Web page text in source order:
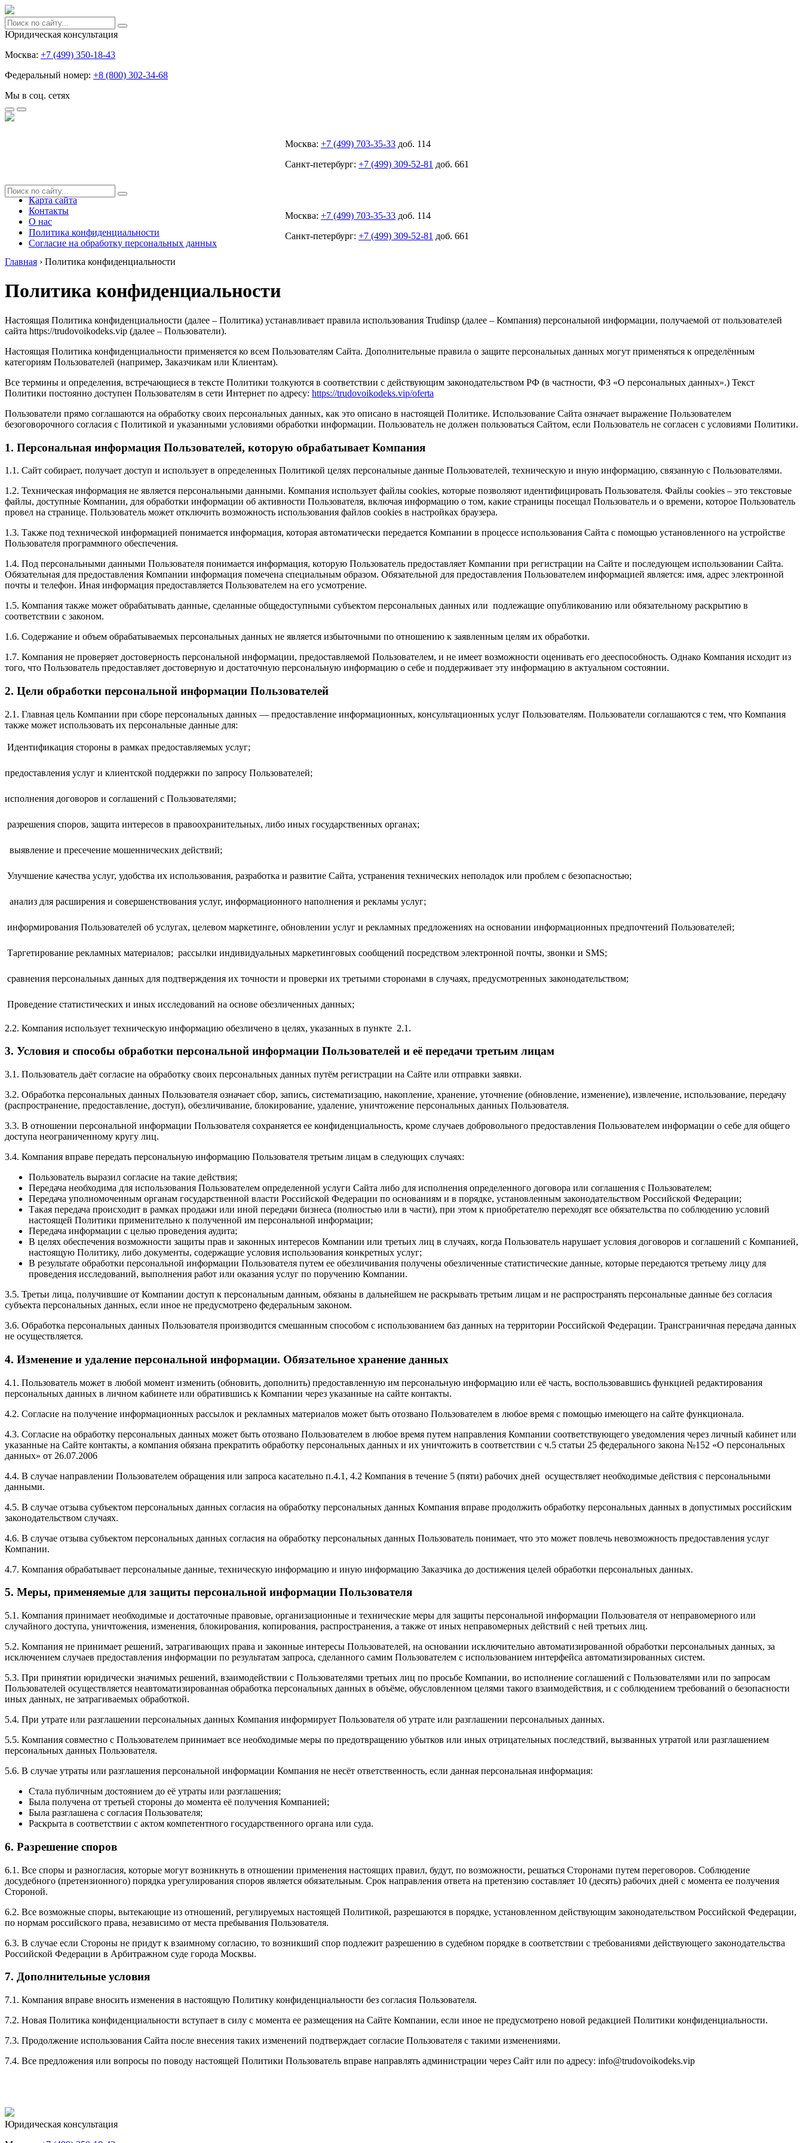
Юридическая консультация
Москва: +7 (499) 350-18-43
Федеральный номер: +8 (800) 302-34-68
Мы в соц. сетях
Москва: +7 (499) 703-35-33 доб. 114
Санкт-петербург: +7 (499) 309-52-81 доб. 661
Карта сайта
Контакты
О нас
Политика конфиденциальности
Согласие на обработку персональных данных
Москва: +7 (499) 703-35-33 доб. 114
Санкт-петербург: +7 (499) 309-52-81 доб. 661
Главная › Политика конфиденциальности
Политика конфиденциальности
Настоящая Политика конфиденциальности (далее – Политика) устанавливает правила использования Trudinsp (далее – Компания) персональной информации, получаемой от пользователей
сайта https://trudovoikodeks.vip (далее – Пользователи).
Настоящая Политика конфиденциальности применяется ко всем Пользователям Сайта. Дополнительные правила о защите персональных данных могут применяться к определённым
категориям Пользователей (например, Заказчикам или Клиентам).
Все термины и определения, встречающиеся в тексте Политики толкуются в соответствии с действующим законодательством РФ (в частности, ФЗ «О персональных данных».) Текст
Политики постоянно доступен Пользователям в сети Интернет по адресу: https://trudovoikodeks.vip/oferta
Пользователи прямо соглашаются на обработку своих персональных данных, как это описано в настоящей Политике. Использование Сайта означает выражение Пользователем
безоговорочного согласия с Политикой и указанными условиями обработки информации. Пользователь не должен пользоваться Сайтом, если Пользователь не согласен с условиями Политики.
1. Персональная информация Пользователей, которую обрабатывает Компания
1.1. Сайт собирает, получает доступ и использует в определенных Политикой целях персональные данные Пользователей, техническую и иную информацию, связанную с Пользователями.
1.2. Техническая информация не является персональными данными. Компания использует файлы cookies, которые позволяют идентифицировать Пользователя. Файлы cookies – это текстовые
файлы, доступные Компании, для обработки информации об активности Пользователя, включая информацию о том, какие страницы посещал Пользователь и о времени, которое Пользователь
провел на странице. Пользователь может отключить возможность использования файлов cookies в настройках браузера.
1.3. Также под технической информацией понимается информация, которая автоматически передается Компании в процессе использования Сайта с помощью установленного на устройстве
Пользователя программного обеспечения.
1.4. Под персональными данными Пользователя понимается информация, которую Пользователь предоставляет Компании при регистрации на Сайте и последующем использовании Сайта.
Обязательная для предоставления Компании информация помечена специальным образом. Обязательной для предоставления Пользователем информацией является: имя, адрес электронной
почты и телефон. Иная информация предоставляется Пользователем на его усмотрение.
1.5. Компания также может обрабатывать данные, сделанные общедоступными субъектом персональных данных или подлежащие опубликованию или обязательному раскрытию в
соответствии с законом.
1.6. Содержание и объем обрабатываемых персональных данных не является избыточными по отношению к заявленным целям их обработки.
1.7. Компания не проверяет достоверность персональной информации, предоставляемой Пользователем, и не имеет возможности оценивать его дееспособность. Однако Компания исходит из
того, что Пользователь предоставляет достоверную и достаточную персональную информацию о себе и поддерживает эту информацию в актуальном состоянии.
2. Цели обработки персональной информации Пользователей
2.1. Главная цель Компании при сборе персональных данных — предоставление информационных, консультационных услуг Пользователям. Пользователи соглашаются с тем, что Компания
также может использовать их персональные данные для:
 Идентификация стороны в рамках предоставляемых услуг;
предоставления услуг и клиентской поддержки по запросу Пользователей;
исполнения договоров и соглашений с Пользователями;
 разрешения споров, защита интересов в правоохранительных, либо иных государственных органах;
 выявление и пресечение мошеннических действий;
 Улучшение качества услуг, удобства их использования, разработка и развитие Сайта, устранения технических неполадок или проблем с безопасностью;
 анализ для расширения и совершенствования услуг, информационного наполнения и рекламы услуг;
 информирования Пользователей об услугах, целевом маркетинге, обновлении услуг и рекламных предложениях на основании информационных предпочтений Пользователей;
 Таргетирование рекламных материалов; рассылки индивидуальных маркетинговых сообщений посредством электронной почты, звонки и SMS;
 сравнения персональных данных для подтверждения их точности и проверки их третьими сторонами в случаях, предусмотренных законодательством;
 Проведение статистических и иных исследований на основе обезличенных данных;
2.2. Компания использует техническую информацию обезличено в целях, указанных в пункте 2.1.
3. Условия и способы обработки персональной информации Пользователей и её передачи третьим лицам
3.1. Пользователь даёт согласие на обработку своих персональных данных путём регистрации на Сайте или отправки заявки.
3.2. Обработка персональных данных Пользователя означает сбор, запись, систематизацию, накопление, хранение, уточнение (обновление, изменение), извлечение, использование, передачу
(распространение, предоставление, доступ), обезличивание, блокирование, удаление, уничтожение персональных данных Пользователя.
3.3. В отношении персональной информации Пользователя сохраняется ее конфиденциальность, кроме случаев добровольного предоставления Пользователем информации о себе для общего
доступа неограниченному кругу лиц.
3.4. Компания вправе передать персональную информацию Пользователя третьим лицам в следующих случаях:
Пользователь выразил согласие на такие действия;
Передача необходима для использования Пользователем определенной услуги Сайта либо для исполнения определенного договора или соглашения с Пользователем;
Передача уполномоченным органам государственной власти Российской Федерации по основаниям и в порядке, установленным законодательством Российской Федерации;
Такая передача происходит в рамках продажи или иной передачи бизнеса (полностью или в части), при этом к приобретателю переходят все обязательства по соблюдению условий
настоящей Политики применительно к полученной им персональной информации;
Передача информации с целью проведения аудита;
В целях обеспечения возможности защиты прав и законных интересов Компании или третьих лиц в случаях, когда Пользователь нарушает условия договоров и соглашений с Компанией,
настоящую Политику, либо документы, содержащие условия использования конкретных услуг;
В результате обработки персональной информации Пользователя путем ее обезличивания получены обезличенные статистические данные, которые передаются третьему лицу для
проведения исследований, выполнения работ или оказания услуг по поручению Компании.
3.5. Третьи лица, получившие от Компании доступ к персональным данным, обязаны в дальнейшем не раскрывать третьим лицам и не распространять персональные данные без согласия
субъекта персональных данных, если иное не предусмотрено федеральным законом.
3.6. Обработка персональных данных Пользователя производится смешанным способом с использованием баз данных на территории Российской Федерации. Трансграничная передача данных
не осуществляется.
4. Изменение и удаление персональной информации. Обязательное хранение данных
4.1. Пользователь может в любой момент изменить (обновить, дополнить) предоставленную им персональную информацию или её часть, воспользовавшись функцией редактирования
персональных данных в личном кабинете или обратившись к Компании через указанные на сайте контакты.
4.2. Согласие на получение информационных рассылок и рекламных материалов может быть отозвано Пользователем в любое время с помощью имеющего на сайте функционала.
4.3. Согласие на обработку персональных данных может быть отозвано Пользователем в любое время путем направления Компании соответствующего уведомления через личный кабинет или
указанные на Сайте контакты, а компания обязана прекратить обработку персональных данных и их уничтожить в соответствии с ч.5 статьи 25 федерального закона №152 «О персональных
данных» от 26.07.2006
4.4. В случае направлении Пользователем обращения или запроса касательно п.4.1, 4.2 Компания в течение 5 (пяти) рабочих дней осуществляет необходимые действия с персональными
данными.
4.5. В случае отзыва субъектом персональных данных согласия на обработку персональных данных Компания вправе продолжить обработку персональных данных в допустимых российским
законодательством случаях.
4.6. В случае отзыва субъектом персональных данных согласия на обработку персональных данных Пользователь понимает, что это может повлечь невозможность предоставления услуг
Компании.
4.7. Компания обрабатывает персональные данные, техническую информацию и иную информацию Заказчика до достижения целей обработки персональных данных.
5. Меры, применяемые для защиты персональной информации Пользователя
5.1. Компания принимает необходимые и достаточные правовые, организационные и технические меры для защиты персональной информации Пользователя от неправомерного или
случайного доступа, уничтожения, изменения, блокирования, копирования, распространения, а также от иных неправомерных действий с ней третьих лиц.
5.2. Компания не принимает решений, затрагивающих права и законные интересы Пользователей, на основании исключительно автоматизированной обработки персональных данных, за
исключением случаев предоставления информации по результатам запроса, сделанного самим Пользователем с использованием интерфейса автоматизированных систем.
5.3. При принятии юридически значимых решений, взаимодействии с Пользователями третьих лиц по просьбе Компании, во исполнение соглашений с Пользователями или по запросам
Пользователей осуществляется неавтоматизированная обработка персональных данных в объёме, обусловленном целями такого взаимодействия, и с соблюдением требований о безопасности
иных данных, не затрагиваемых обработкой.
5.4. При утрате или разглашении персональных данных Компания информирует Пользователя об утрате или разглашении персональных данных.
5.5. Компания совместно с Пользователем принимает все необходимые меры по предотвращению убытков или иных отрицательных последствий, вызванных утратой или разглашением
персональных данных Пользователя.
5.6. В случае утраты или разглашения персональной информации Компания не несёт ответственность, если данная персональная информация:
Стала публичным достоянием до её утраты или разглашения;
Была получена от третьей стороны до момента её получения Компанией;
Была разглашена с согласия Пользователя;
Раскрыта в соответствии с актом компетентного государственного органа или суда.
6. Разрешение споров
6.1. Все споры и разногласия, которые могут возникнуть в отношении применения настоящих правил, будут, по возможности, решаться Сторонами путем переговоров. Соблюдение
досудебного (претензионного) порядка урегулирования споров является обязательным. Срок направления ответа на претензию составляет 10 (десять) рабочих дней с момента ее получения
Стороной.
6.2. Все возможные споры, вытекающие из отношений, регулируемых настоящей Политикой, разрешаются в порядке, установленном действующим законодательством Российской Федерации,
по нормам российского права, независимо от места пребывания Пользователя.
6.3. В случае если Стороны не придут к взаимному согласию, то возникший спор подлежит разрешению в судебном порядке в соответствии с требованиями действующего законодательства
Российской Федерации в Арбитражном суде города Москвы.
7. Дополнительные условия
7.1. Компания вправе вносить изменения в настоящую Политику конфиденциальности без согласия Пользователя.
7.2. Новая Политика конфиденциальности вступает в силу с момента ее размещения на Сайте Компании, если иное не предусмотрено новой редакцией Политики конфиденциальности.
7.3. Продолжение использования Сайта после внесения таких изменений подтверждает согласие Пользователя с такими изменениями.
7.4. Все предложения или вопросы по поводу настоящей Политики Пользователь вправе направлять администрации через Сайт или по адресу: info@trudovoikodeks.vip
Юридическая консультация